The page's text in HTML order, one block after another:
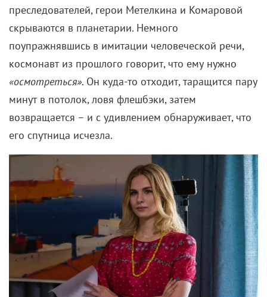
преследователей, герои Метелкина и Комаровой
скрываются в планетарии. Немного
поупражнявшись в имитации человеческой речи,
космонавт из прошлого говорит, что ему нужно
«осмотреться». Он куда-то отходит, таращится пару
минут в потолок, ловя флешбэки, затем
возвращается – и с удивлением обнаруживает, что
его спутница исчезла.